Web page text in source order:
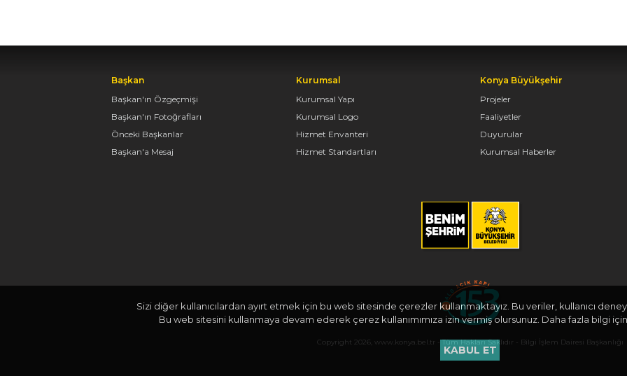
Başkan
Başkan'ın Özgeçmişi
Başkan'ın Fotoğrafları
Önceki Başkanlar
Başkan'a Mesaj
Kurumsal
Kurumsal Yapı
Kurumsal Logo
Hizmet Envanteri
Hizmet Standartları
Konya Büyükşehir
Projeler
Faaliyetler
Duyurular
Kurumsal Haberler
Copyright 2026, www.konya.bel.tr - Tüm Hakları Saklıdır - Bilgi İşlem Dairesi Başkanlığı
Sizi diğer kullanıcılardan ayırt etmek için bu web sitesinde çerezler kullanmaktayız. Bu veriler, kullanıcı
Bu web sitesini kullanmaya devam ederek çerez kullanımımıza izin vermiş olursunuz. Daha fazla bilgi
KABUL ET